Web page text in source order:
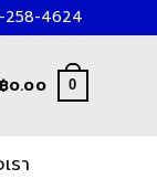
4624
฿0.00 0
รา